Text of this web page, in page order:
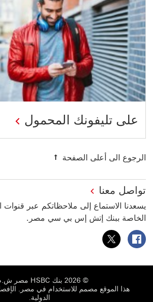
على تليفونك المحمول
الرجوع الى أعلى الصفحة
تواصل معنا
يسعدنا الاستماع إلى ملاحظاتكم عبر قنوات
الخاصة ببنك إتش إس بي سي مصر.
بنك HSBC مصر على فيسبوك سيتم فتح هذا الرابط في نافذة جديدة
بنك HSBC مصر على فيسبوك سيتم فتح هذا الرابط في نافذة جديدة
© 2026 بنك HSBC مصر ش.م.م
هذا الموقع مصمم للاستخدام في مصر. ‬‏‫
الدولية.